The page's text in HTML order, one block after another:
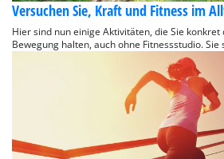
Versuchen Sie, Kraft und Fitness im
Hier sind nun einige Aktivitäten, die Sie
Bewegung halten, auch ohne Fitnessstudio. Sie